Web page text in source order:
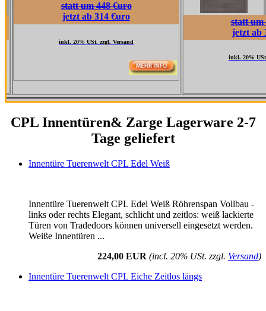
statt um 448 €uro
jetzt ab 314 €uro
inkl. 20% USt. zzgl. Versand
statt um 517 €uro
jetzt ab 362 €uro
inkl. 20% USt. zzgl. Versand
CPL Innentüren& Zarge Lagerware 2-7
Tage geliefert
Innentüre Tuerenwelt CPL Edel Weiß
Innentüre Tuerenwelt CPL Edel Weiß Röhrenspan Vollbau -
links oder rechts Elegant, schlicht und zeitlos: weiß lackierte
Türen von Tradedoors können universell eingesetzt werden.
Weiße Innentüren ...
224,00 EUR (incl. 20% USt. zzgl. Versand)
Innentüre Tuerenwelt CPL Eiche Zeitlos längs